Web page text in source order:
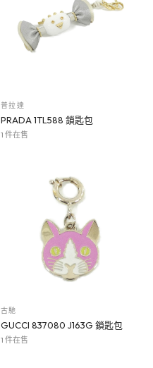
普拉達
PRADA 1TL588 鎖匙包
1 件在售
古馳
GUCCI 837080 J163G 鎖匙包
1 件在售